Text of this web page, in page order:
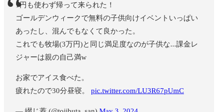
1円も使わず帰って来られた！
ゴールデンウィークで無料の子供向けイベントいっぱい
あったし、混んでもなくて良かった。
これでも牧場(3万円)と同じ満足度なのが子供な...課金レ
ジャーは親の自己満w
お家でアイス食べた。
疲れたので30分昼寝。 pic.twitter.com/LU3R67pUmC